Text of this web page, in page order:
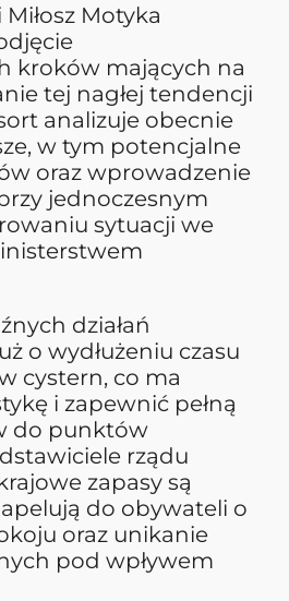
Motyka
kroków mających na
tej nagłej tendencji
analizuje obecnie
w tym potencjalne
oraz wprowadzenie
jednoczesnym
sytuacji we
działań
o wydłużeniu czasu
cystern, co ma
i zapewnić pełną
do punktów
rządu
zapasy są
do obywateli o
oraz unikanie
pod wpływem